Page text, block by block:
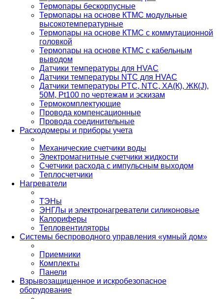
Термопары бескорпусные
Термопары на основе КТМС модульные
высокотемпературные
Термопары на основе КТМС с коммутационной
головкой
Термопары на основе КТМС с кабельным
выводом
Датчики температуры для HVAC
Датчики температуры NTC для HVAC
Датчики температуры PTС, NTC, ХА(К), ЖК(J),
50М, Pt100 по чертежам и эскизам
Термокомплектующие
Провода компенсационные
Провода соединительные
Расходомеры и приборы учета
Механические счетчики воды
Электромагнитные счетчики жидкости
Счетчики расхода с импульсным выходом
Теплосчетчики
Нагреватели
ТЭНы
ЭНГЛы и электронагреватели силиконовые
Калориферы
Тепловентиляторы
Системы беспроводного управления «умный дом»
Приемники
Комплекты
Панели
Взрывозащищенное и искробезопасное
оборудование